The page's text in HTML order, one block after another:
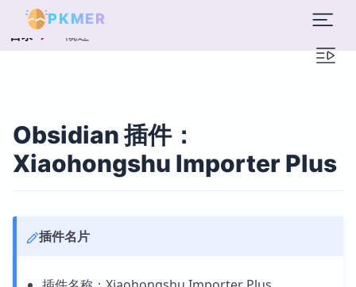
PKMER
目录 概述
Obsidian 插件：
Xiaohongshu Importer Plus
插件名片